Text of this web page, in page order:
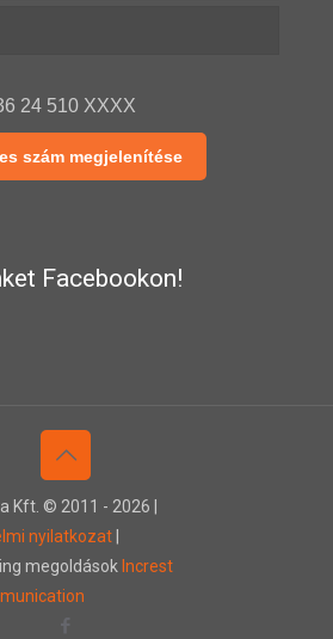
24 510 XXXX
szám megjelenítése
Facebookon!
Kft. © 2011 - 2026 |
nyilatkozat
megoldások Increst